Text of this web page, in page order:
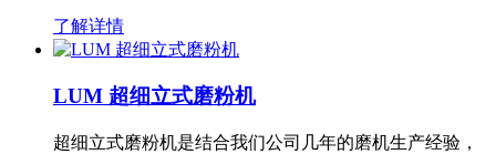
了解详情
LUM 超细立式磨粉机
超细立式磨粉机是结合我们公司几年的磨机生产经验，